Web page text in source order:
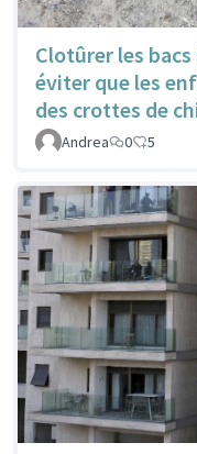
Clotûrer les
éviter que les
des crottes de
Andrea
0 5